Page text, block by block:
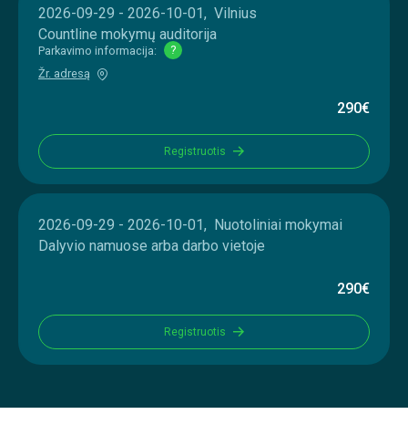
2026-09-29 - 2026-10-01, Vilnius
Countline mokymų auditorija
Parkavimo informacija:
?
Žr. adresą
290€
Registruotis
2026-09-29 - 2026-10-01, Nuotoliniai mokymai
Dalyvio namuose arba darbo vietoje
290€
Registruotis